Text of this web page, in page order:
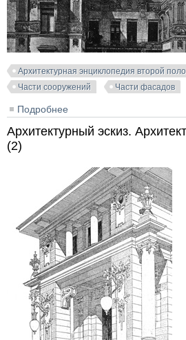
Архитектурная энциклопедия второй
Части сооружений
Части фасадов
Подробнее
Franzensplatz.
Ullmann
Архитектурный эскиз.
(2)